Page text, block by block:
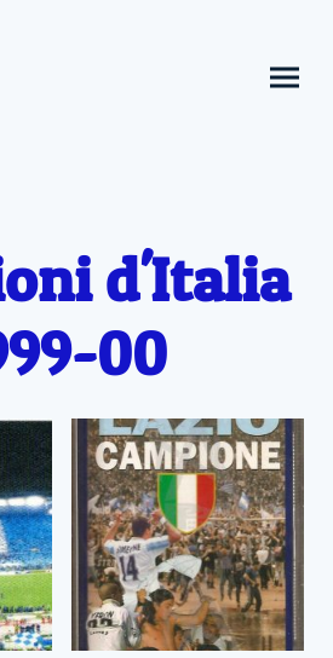
d'Italia
00